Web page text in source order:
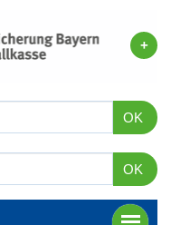
OK
OK